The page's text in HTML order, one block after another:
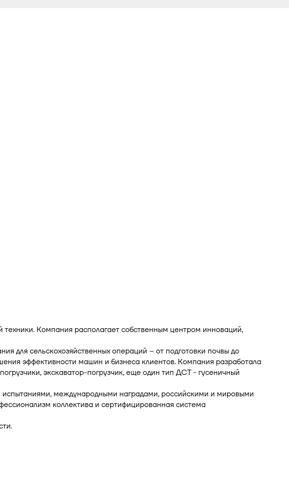
Компания располагает собственным центром инноваций,
для сельскохозяйственных операций – от подготовки почвы до
эффективности машин и бизнеса клиентов. Компания разработала
экскаватор-погрузчик, еще один тип ДСТ - гусеничный
международными наградами, российскими и мировыми
коллектива и сертифицированная система